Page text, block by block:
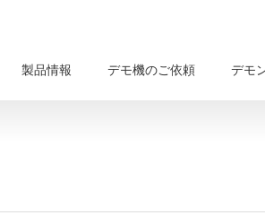
製品情報 デモ機のご依頼 デモ